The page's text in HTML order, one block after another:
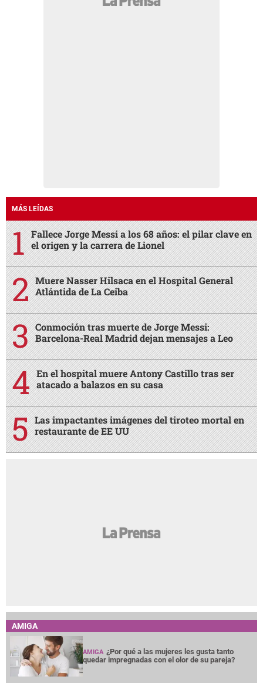
MÁS LEÍDAS
Fallece Jorge Messi a los 68 años: el pilar clave en
el origen y la carrera de Lionel
Muere Nasser Hilsaca en el Hospital General
Atlántida de La Ceiba
Conmoción tras muerte de Jorge Messi:
Barcelona-Real Madrid dejan mensajes a Leo
En el hospital muere Antony Castillo tras ser
atacado a balazos en su casa
Las impactantes imágenes del tiroteo mortal en
restaurante de EE UU
AMIGA
AMIGA ¿Por qué a las mujeres les gusta tanto
quedar impregnadas con el olor de su pareja?